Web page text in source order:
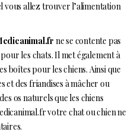
vous allez trouver l’alimentation
ne se contente pas
les chats. Il met également à
boîtes pour les chiens. Ainsi que
et des friandises à mâcher ou
os naturels que les chiens
votre chat ou chien ne